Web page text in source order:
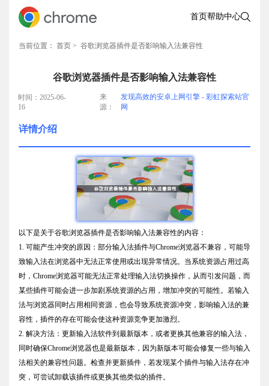
首页帮助中心
当前位置： 首页 > 谷歌浏览器插件是否影响输入法兼容性
谷歌浏览器插件是否影响输入法兼容性
时间：2025-06-
16
来
源：
发现高效的安卓上网引擎 - 彩虹探索站官
网
详情介绍
以下是关于谷歌浏览器插件是否影响输入法兼容性的内容：
1. 可能产生冲突的原因：部分输入法插件与Chrome浏览器不兼容，可能导
致输入法在浏览器中无法正常使用或出现异常情况。当系统资源占用过高
时，Chrome浏览器可能无法正常处理输入法切换操作，从而引发问题，而
某些插件可能会进一步加剧系统资源的占用，增加冲突的可能性。若输入
法与浏览器同时占用相同资源，也会导致系统资源冲突，影响输入法的兼
容性，插件的存在可能会使这种资源竞争更加激烈。
2. 解决方法：更新输入法软件到最新版本，或者更换其他兼容的输入法，
同时确保Chrome浏览器也是最新版本，因为新版本可能会修复一些与输入
法相关的兼容性问题。检查并更新插件，若发现某个插件与输入法存在冲
突，可尝试卸载该插件或更换其他类似的插件。